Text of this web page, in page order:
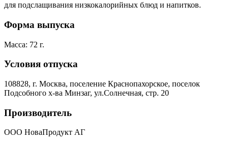
для подслащивания низкокалорийных блюд и напитков.
Форма выпуска
Масса: 72 г.
Условия отпуска
108828, г. Москва, поселение Краснопахорское, поселок
Подсобного х-ва Минзаг, ул.Солнечная, стр. 20
Производитель
ООО НоваПродукт АГ